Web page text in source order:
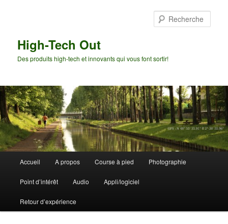
High-Tech Out
Des produits high-tech et innovants qui vous font sortir!
principal
Accueil A propos Course à pied Photographie
Point d’intérêt Audio Appli/logiciel
Retour d’expérience